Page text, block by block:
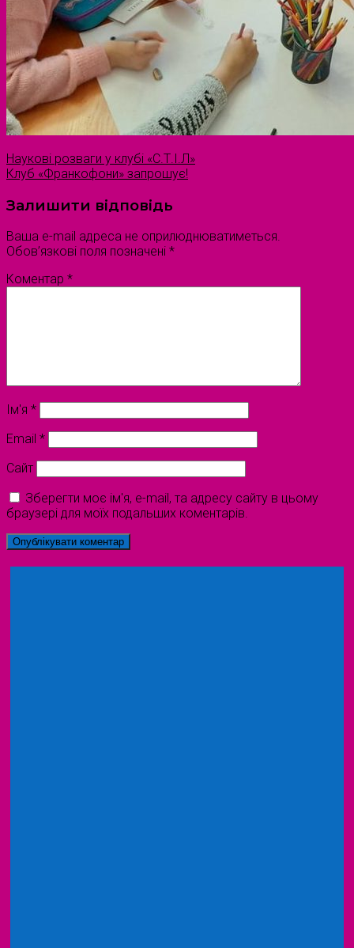
Наукові розваги у клубі «С.Т.І.Л»
Клуб «Франкофони» запрошує!
Залишити відповідь
Ваша e-mail адреса не оприлюднюватиметься.
Обов’язкові поля позначені *
Коментар *
Ім'я *
Email *
Сайт
Зберегти моє ім'я, e-mail, та адресу сайту в цьому
браузері для моїх подальших коментарів.